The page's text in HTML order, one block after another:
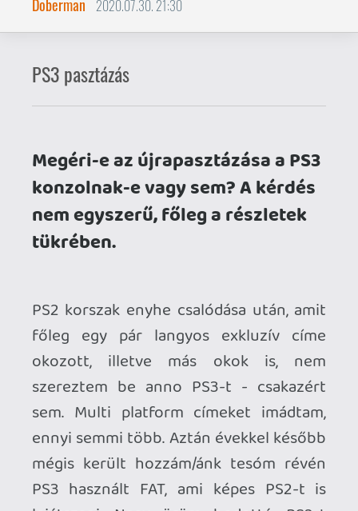
tükrében.
PS2 korszak enyhe csalódása után, amit
főleg egy pár langyos exkluzív címe
okozott, illetve más okok is, nem
ennyi semmi több. Aztán évekkel később
mégis került hozzám/ánk tesóm révén
PS3 használt FAT, ami képes PS2-t is
lejátszani. Nagy öröm bodottá, PS2-t
elajándékoztam. Közbe került pár
Colossuss stb.)
Bár ICO-t elkezdtem, de dögunalom volt,
az épp erős Guild Wars mellett. Az egész
téma lekerült a szekrény aljára játékokkal
mindenestül. Most előkerültek, és
enyhén szúrja a szemem, hogy kimaradt
az a pár cím, ami akkor nagyon vonzó
volt, de nem volt rá kapacitásom és
preferenciám.